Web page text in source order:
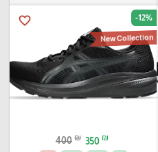
favorite_border -12%
New Collection
400 ₪ 350 ₪